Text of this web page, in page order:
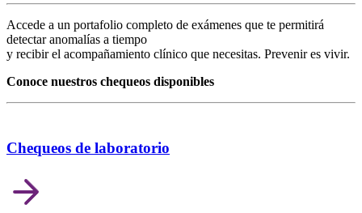
Accede a un portafolio completo de exámenes que te permitirá
detectar anomalías a tiempo
y recibir el acompañamiento clínico que necesitas. Prevenir es vivir.
Conoce nuestros chequeos disponibles
Chequeos de laboratorio